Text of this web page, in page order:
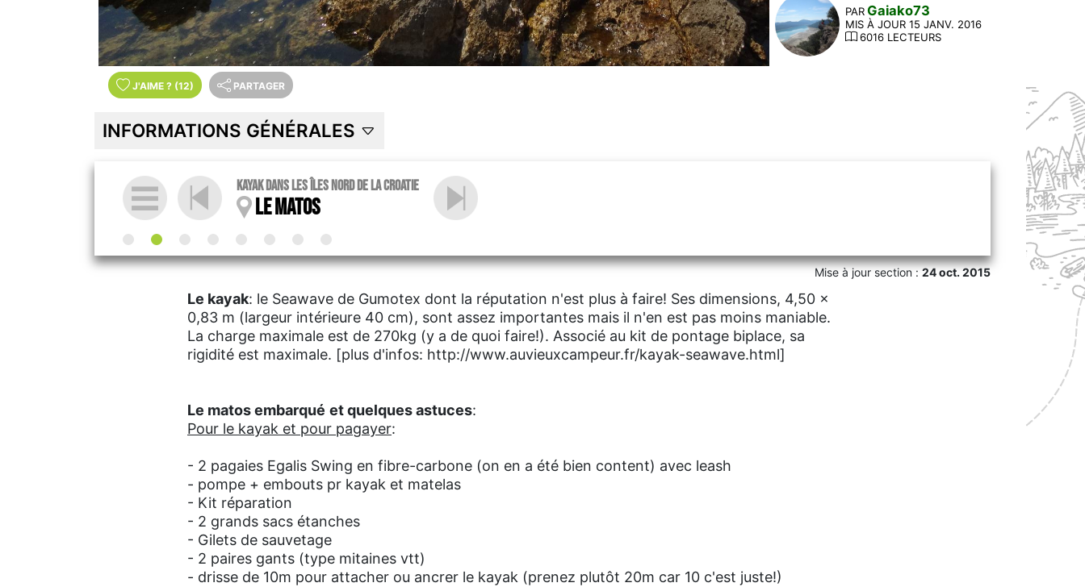
PAR Gaiako73
MIS À JOUR 15 JANV. 2016
6016 LECTEURS
J'AIME ? (12) PARTAGER
INFORMATIONS GÉNÉRALES
Kayak dans les îles nord de la Croatie
Le matos
Mise à jour section :24 oct. 2015
Le kayak: le Seawave de Gumotex dont la réputation n'est plus à faire! Ses dimensions, 4,50 x
0,83 m (largeur intérieure 40 cm), sont assez importantes mais il n'en est pas moins maniable.
La charge maximale est de 270kg (y a de quoi faire!). Associé au kit de pontage biplace, sa
rigidité est maximale. [plus d'infos: http://www.auvieuxcampeur.fr/kayak-seawave.html]
Le matos embarqué et quelques astuces:
Pour le kayak et pour pagayer:
- 2 pagaies Egalis Swing en fibre-carbone (on en a été bien content) avec leash
- pompe + embouts pr kayak et matelas
- Kit réparation
- 2 grands sacs étanches
- Gilets de sauvetage
- 2 paires gants (type mitaines vtt)
- drisse de 10m pour attacher ou ancrer le kayak (prenez plutôt 20m car 10 c'est juste!)